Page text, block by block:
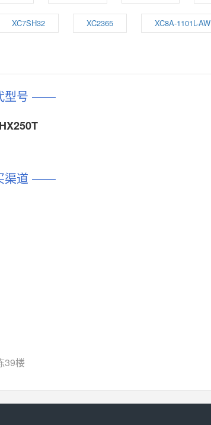
XC7SH32 XC2365 XC8A-1101L-AW
型号 ——
渠道 ——
39楼